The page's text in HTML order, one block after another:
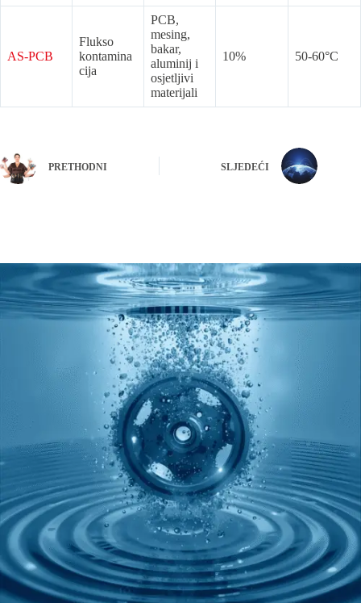
AS-PCB
Flukso
kontamina
cija
PCB,
mesing,
bakar,
aluminij i
osjetljivi
materijali
10% 50-60°C
PRETHODNI SLJEDEĆI